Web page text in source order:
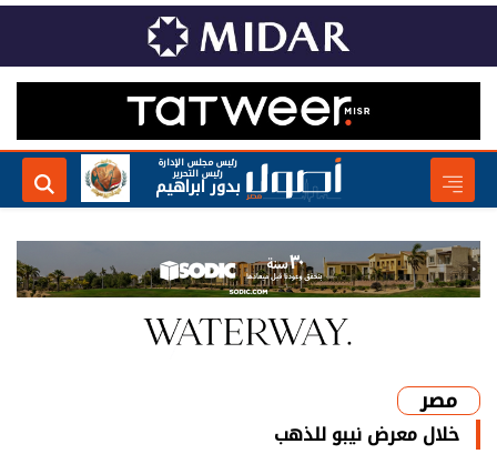
رئيس مجلس الإدارة
رئيس التحرير
بدور ابراهيم
مصر
خلال معرض نيبو للذهب